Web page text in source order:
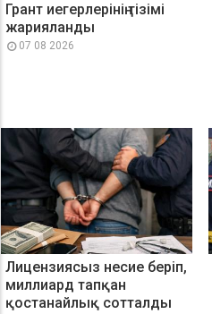
Грант иегерлерінің тізімі
жарияланды
07 08 2026
Лицензиясыз несие беріп,
миллиард тапқан
қостанайлық сотталды